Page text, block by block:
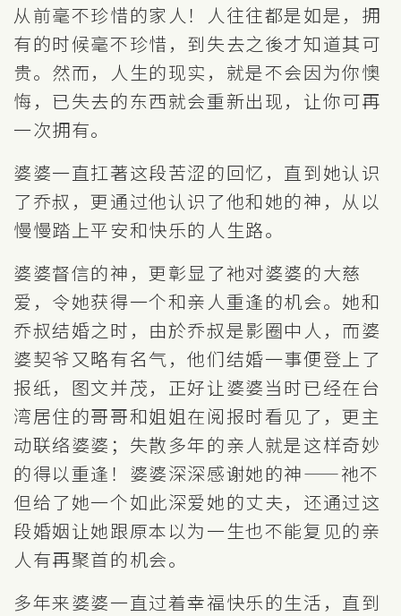
从前毫不珍惜的家人！人往往都是如是，拥
有的时候毫不珍惜，到失去之後才知道其可
贵。然而，人生的现实，就是不会因为你懊
悔，已失去的东西就会重新出现，让你可再
一次拥有。
婆婆一直扛著这段苦涩的回忆，直到她认识
了乔叔，更通过他认识了他和她的神，从以
慢慢踏上平安和快乐的人生路。
婆婆督信的神，更彰显了衪对婆婆的大慈
爱，令她获得一个和亲人重逢的机会。她和
乔叔结婚之时，由於乔叔是影圈中人，而婆
婆契爷又略有名气，他们结婚一事便登上了
报纸，图文并茂，正好让婆婆当时已经在台
湾居住的哥哥和姐姐在阅报时看见了，更主
动联络婆婆；失散多年的亲人就是这样奇妙
的得以重逢！婆婆深深感谢她的神——祂不
但给了她一个如此深爱她的丈夫，还通过这
段婚姻让她跟原本以为一生也不能复见的亲
人有再聚首的机会。
多年来婆婆一直过着幸福快乐的生活，直到